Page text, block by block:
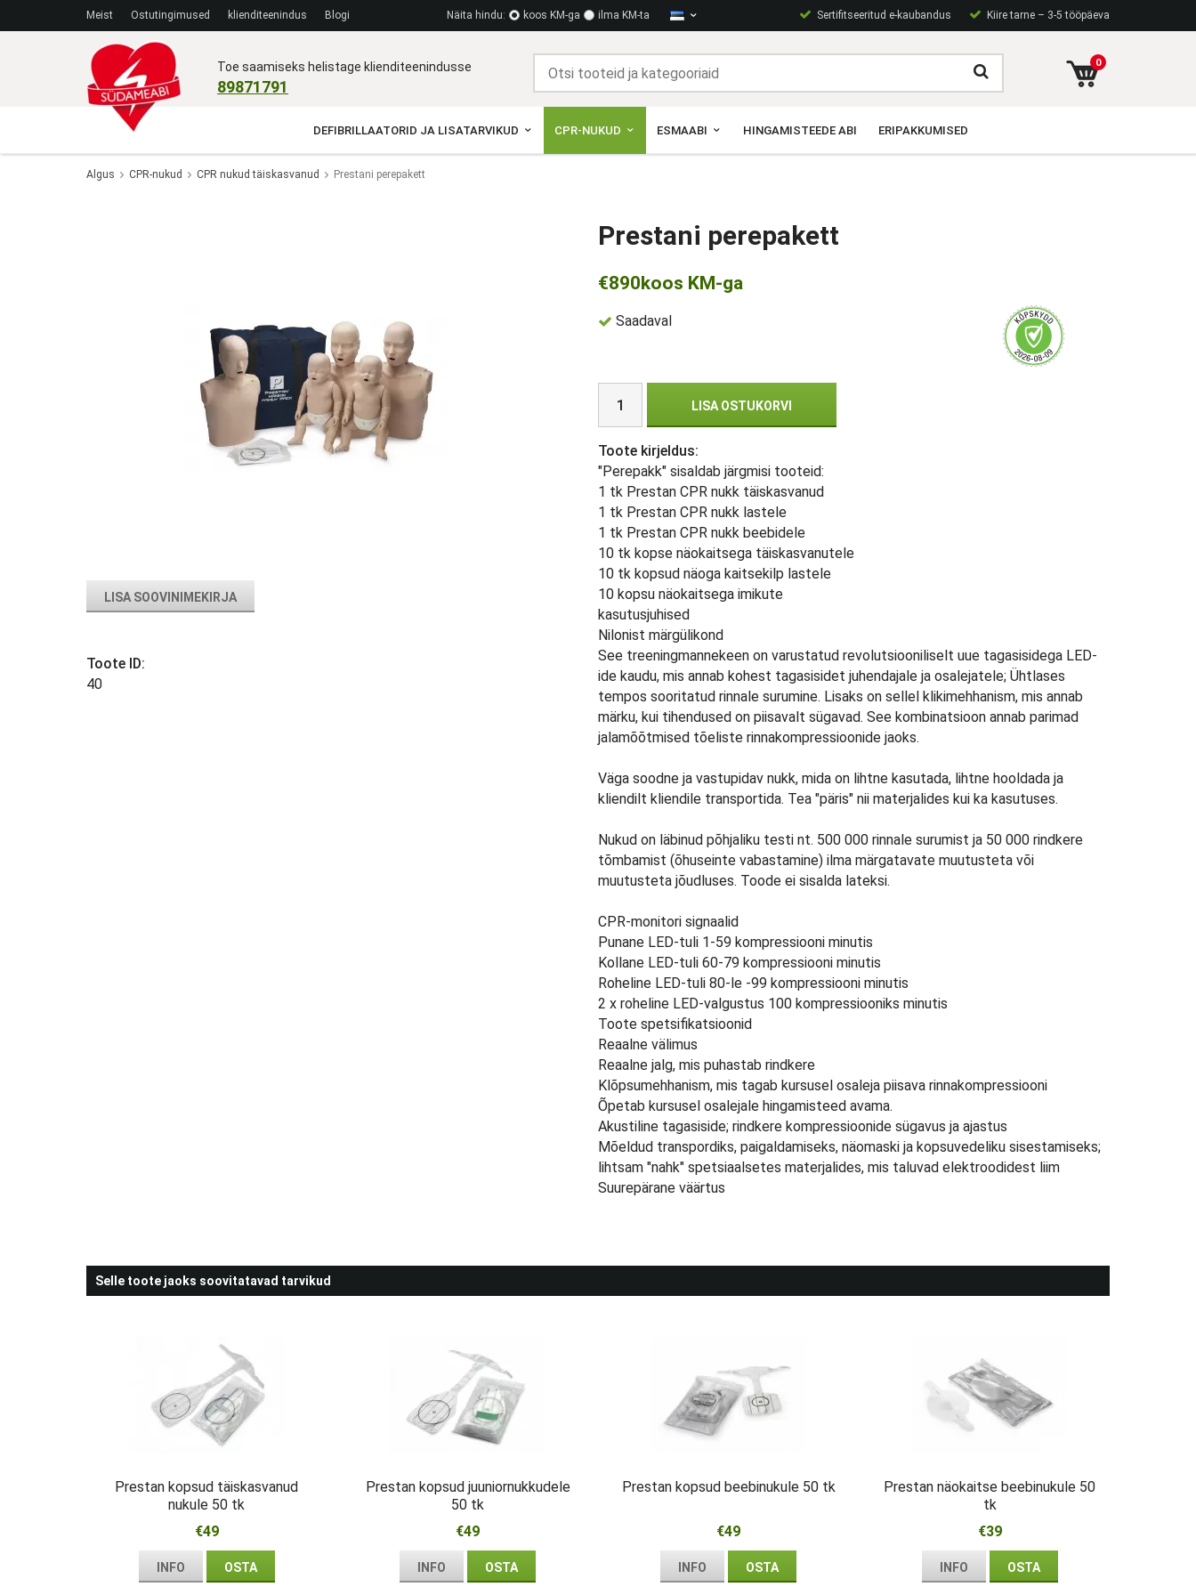
Meist Ostutingimused klienditeenindus Blogi Sertifitseeritud e-kaubandus Kiire tarne – 3-5 tööpäeva
Näita hindu: koos KM-ga ilma KM-ta
0
Toe saamiseks helistage klienditeenindusse
89871791
DEFIBRILLAATORID JA LISATARVIKUD CPR-NUKUD ESMAABI HINGAMISTEEDE ABI ERIPAKKUMISED
Algus CPR-nukud CPR nukud täiskasvanud Prestani perepakett
Prestani perepakett
€890koos KM-ga
Saadaval
LISA OSTUKORVI
Toote kirjeldus:
"Perepakk" sisaldab järgmisi tooteid:
1 tk Prestan CPR nukk täiskasvanud
1 tk Prestan CPR nukk lastele
1 tk Prestan CPR nukk beebidele
10 tk kopse näokaitsega täiskasvanutele
10 tk kopsud näoga kaitsekilp lastele
10 kopsu näokaitsega imikute
kasutusjuhised
Nilonist märgülikond
See treeningmannekeen on varustatud revolutsiooniliselt uue tagasisidega LED-
ide kaudu, mis annab kohest tagasisidet juhendajale ja osalejatele; Ühtlases
tempos sooritatud rinnale surumine. Lisaks on sellel klikimehhanism, mis annab
märku, kui tihendused on piisavalt sügavad. See kombinatsioon annab parimad
jalamõõtmised tõeliste rinnakompressioonide jaoks.
Väga soodne ja vastupidav nukk, mida on lihtne kasutada, lihtne hooldada ja
kliendilt kliendile transportida. Tea "päris" nii materjalides kui ka kasutuses.
Nukud on läbinud põhjaliku testi nt. 500 000 rinnale surumist ja 50 000 rindkere
tõmbamist (õhuseinte vabastamine) ilma märgatavate muutusteta või
muutusteta jõudluses. Toode ei sisalda lateksi.
CPR-monitori signaalid
Punane LED-tuli 1-59 kompressiooni minutis
Kollane LED-tuli 60-79 kompressiooni minutis
Roheline LED-tuli 80-le -99 kompressiooni minutis
2 x roheline LED-valgustus 100 kompressiooniks minutis
Toote spetsifikatsioonid
Reaalne välimus
Reaalne jalg, mis puhastab rindkere
Klõpsumehhanism, mis tagab kursusel osaleja piisava rinnakompressiooni
Õpetab kursusel osalejale hingamisteed avama.
Akustiline tagasiside; rindkere kompressioonide sügavus ja ajastus
Mõeldud transpordiks, paigaldamiseks, näomaski ja kopsuvedeliku sisestamiseks;
lihtsam "nahk" spetsiaalsetes materjalides, mis taluvad elektroodidest liim
Suurepärane väärtus
LISA SOOVINIMEKIRJA
Toote ID:
40
Selle toote jaoks soovitatavad tarvikud
Prestan kopsud täiskasvanud
nukule 50 tk
€49
INFO OSTA
Prestan kopsud juuniornukkudele
50 tk
€49
INFO OSTA
Prestan kopsud beebinukule 50 tk
€49
INFO OSTA
Prestan näokaitse beebinukule 50
tk
€39
INFO OSTA